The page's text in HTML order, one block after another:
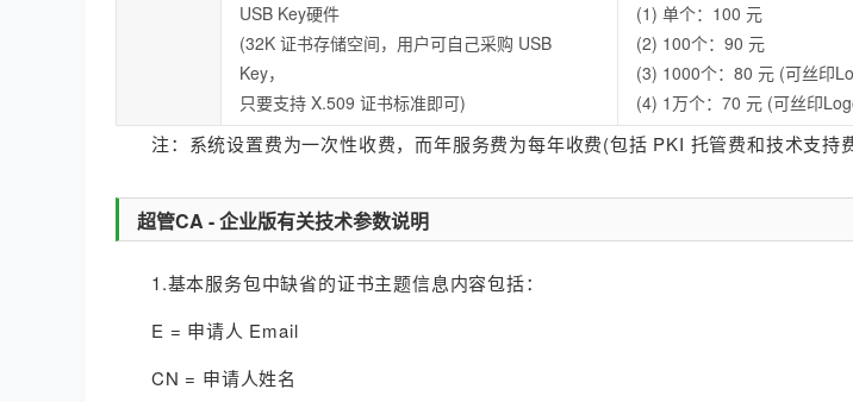
USB Key硬件
(32K 证书存储空间，用户可自己采购 USB
Key，
只要支持 X.509 证书标准即可)
(1) 单个：100 元
(2) 100个：90 元
(3) 1000个：80 元 (可丝印
(4) 1万个：70 元 (可丝印
注：系统设置费为一次性收费，而年服务费为每年收费(包括 PKI 托管费和技术支持
超管CA - 企业版有关技术参数说明
1.基本服务包中缺省的证书主题信息内容包括：
E = 申请人 Email
CN = 申请人姓名